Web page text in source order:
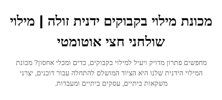
מכונת מילוי בקבוקים ידנית זולה | מילוי
שולחני חצי אוטומטי
מחפשים פתרון מדויק ויעיל למילוי בקבוקים, כדים ומכלי אחסון? מכונת
המילוי הידנית שלנו היא הציוד המושלם להתחלה עבור דוכנים, יצרני
משקאות ביתיים, עסקים ביתיים ומעבדות.